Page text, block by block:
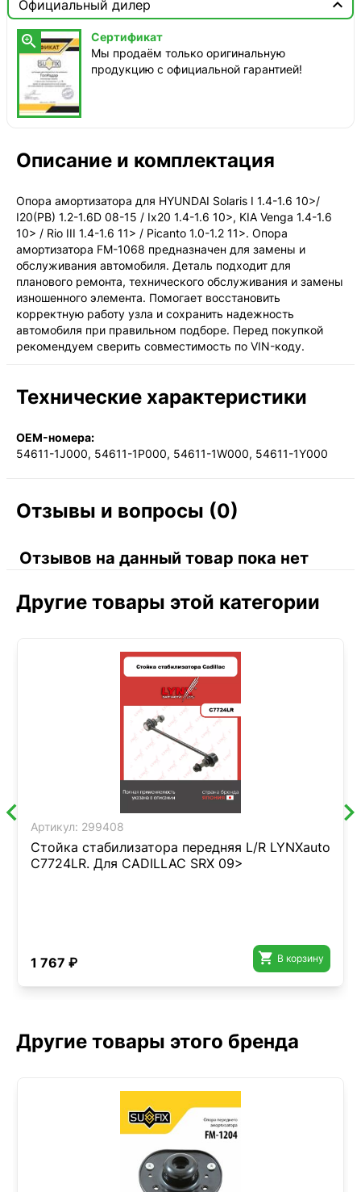
ТопРадар — Курьер
сегодня, от 350 ₽
ТопРадар — Самовывоз
сегодня, бесплатно
наб. Бережковская, д. 20, стр. 19
1-3 дня, от 385 ₽
Официальный дилер


Сертификат
Мы продаём только оригинальную
продукцию с официальной гарантией!
Описание и комплектация
Опора амортизатора для HYUNDAI Solaris I 1.4-1.6 10>/
I20(PB) 1.2-1.6D 08-15 / Ix20 1.4-1.6 10>, KIA Venga 1.4-1.6
10> / Rio III 1.4-1.6 11> / Picanto 1.0-1.2 11>. Опора
амортизатора FM-1068 предназначен для замены и
обслуживания автомобиля. Деталь подходит для
планового ремонта, технического обслуживания и замены
изношенного элемента. Помогает восстановить
корректную работу узла и сохранить надежность
автомобиля при правильном подборе. Перед покупкой
рекомендуем сверить совместимость по VIN-коду.
Технические характеристики
OEM-номера:
54611-1J000, 54611-1P000, 54611-1W000, 54611-1Y000
Отзывы и вопросы (0)
Отзывов на данный товар пока нет
Другие товары этой категории
Артикул: 299408
Стойка стабилизатора передняя L/R LYNXauto
C7724LR. Для CADILLAC SRX 09>
1 767 ₽  В корзину
Другие товары этого бренда